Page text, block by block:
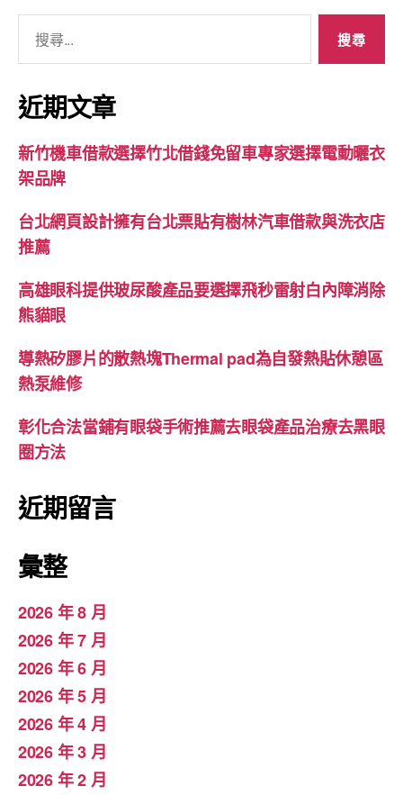
關
鍵
字:
近期文章
新竹機車借款選擇竹北借錢免留車專家選擇電動曬衣
架品牌
台北網頁設計擁有台北票貼有樹林汽車借款與洗衣店
推薦
高雄眼科提供玻尿酸產品要選擇飛秒雷射白內障消除
熊貓眼
導熱矽膠片的散熱塊Thermal pad為自發熱貼休憩區
熱泵維修
彰化合法當鋪有眼袋手術推薦去眼袋產品治療去黑眼
圈方法
近期留言
彙整
2026 年 8 月
2026 年 7 月
2026 年 6 月
2026 年 5 月
2026 年 4 月
2026 年 3 月
2026 年 2 月